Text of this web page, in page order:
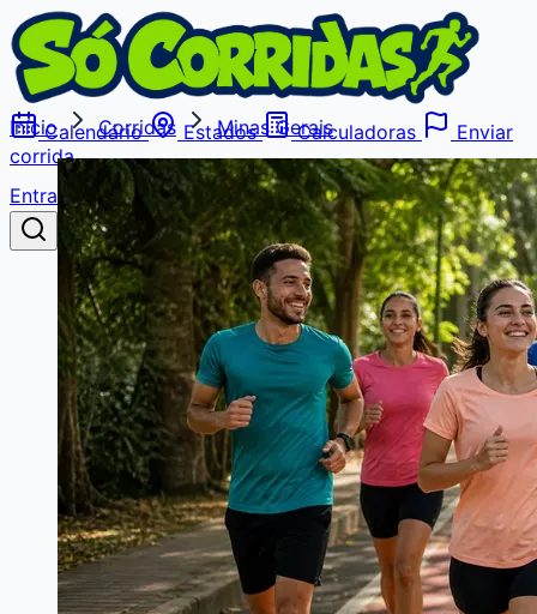
Calendário Estados Calculadoras
Enviar
corrida
Entrar
Buscar
Início Corridas Minas Gerais